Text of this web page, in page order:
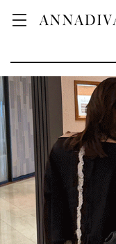
ANNA JEWELRY